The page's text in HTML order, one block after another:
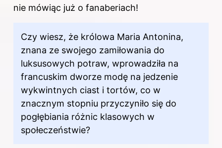
nie mówiąc już o fanaberiach!
Czy wiesz, że królowa Maria Antonina,
znana ze swojego zamiłowania do
luksusowych potraw, wprowadziła na
francuskim dworze modę na jedzenie
wykwintnych ciast i tortów, co w
znacznym stopniu przyczyniło się do
pogłębiania różnic klasowych w
społeczeństwie?